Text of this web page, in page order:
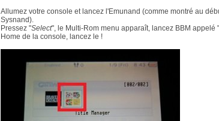
Allumez votre console et lancez l'Emunand (comme montré au
Sysnand).
Pressez "Select", le Multi-Rom menu apparaît, lancez BBM appelé "
Home de la console, lancez le !